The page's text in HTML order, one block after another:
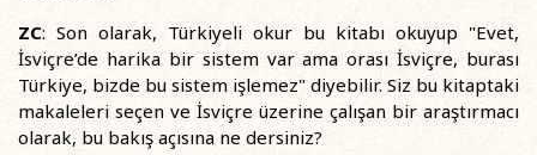
ZC: Son olarak, Türkiyeli okur bu kitabı okuyup "Evet,
İsviçre’de harika bir sistem var ama orası İsviçre, burası
Türkiye, bizde bu sistem işlemez" diyebilir. Siz bu kitaptaki
makaleleri seçen ve İsviçre üzerine çalışan bir araştırmacı
olarak, bu bakış açısına ne dersiniz?